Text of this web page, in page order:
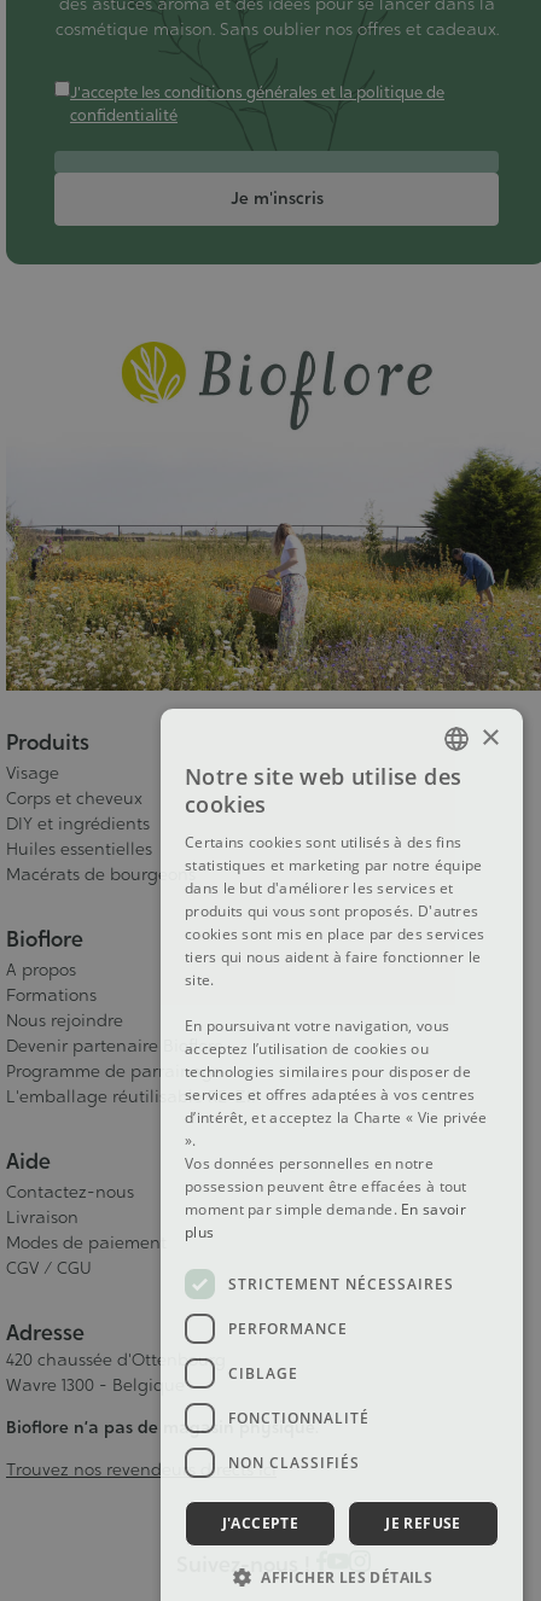
Produits
Visage
Corps et cheveux
DIY et ingrédients
Huiles essentielles
Macérats de bourgeons
Bioflore
A propos
Formations
Nous rejoindre
Devenir partenaire Bioflore
Programme de parrainage
L'emballage réutilisable RE-ZIP
Aide
Contactez-nous
Livraison
Modes de paiement
CGV / CGU
Adresse
420 chaussée d'Ottenbourg
Wavre 1300 - Belgique
Bioflore n’a pas de magasin physique.
Trouvez nos revendeurs directs ici
Suivez-nous !
cosmétique maison. Sans oublier nos offres et cadeaux.
J'accepte les conditions générales et la politique de
confidentialité
Je m'inscris
FRENCH
ENGLISH
×
Notre site web utilise des
cookies
Certains cookies sont utilisés à des fins
statistiques et marketing par notre équipe
dans le but d'améliorer les services et
produits qui vous sont proposés. D'autres
cookies sont mis en place par des services
tiers qui nous aident à faire fonctionner le
site.
En poursuivant votre navigation, vous
acceptez l’utilisation de cookies ou
technologies similaires pour disposer de
services et offres adaptées à vos centres
d’intérêt, et acceptez la Charte « Vie privée
».
Vos données personnelles en notre
possession peuvent être effacées à tout
moment par simple demande. En savoir
plus
STRICTEMENT NÉCESSAIRES
PERFORMANCE
CIBLAGE
FONCTIONNALITÉ
NON CLASSIFIÉS
J'ACCEPTE JE REFUSE
AFFICHER LES DÉTAILS